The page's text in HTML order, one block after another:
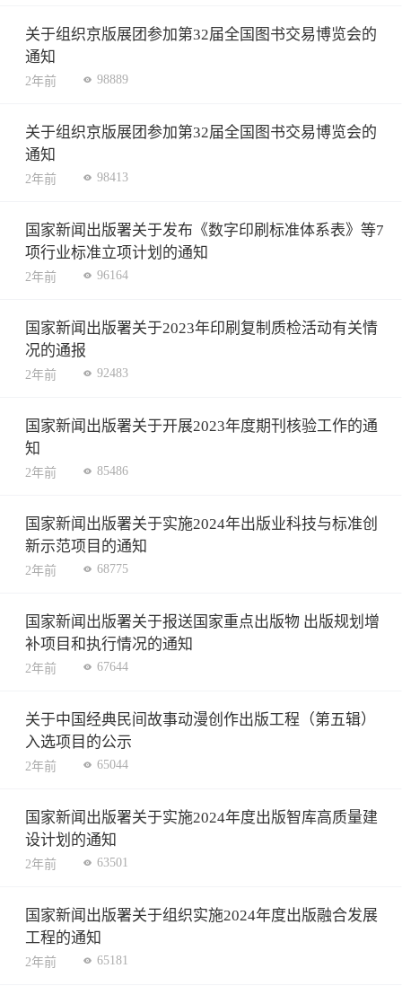
关于组织京版展团参加第32届全国图书交易博览会的
通知
2年前 98889
关于组织京版展团参加第32届全国图书交易博览会的
通知
2年前 98413
国家新闻出版署关于发布《数字印刷标准体系表》等7
项行业标准立项计划的通知
2年前 96164
国家新闻出版署关于2023年印刷复制质检活动有关情
况的通报
2年前 92483
国家新闻出版署关于开展2023年度期刊核验工作的通
知
2年前 85486
国家新闻出版署关于实施2024年出版业科技与标准创
新示范项目的通知
2年前 68775
国家新闻出版署关于报送国家重点出版物 出版规划增
补项目和执行情况的通知
2年前 67644
关于中国经典民间故事动漫创作出版工程（第五辑）
入选项目的公示
2年前 65044
国家新闻出版署关于实施2024年度出版智库高质量建
设计划的通知
2年前 63501
国家新闻出版署关于组织实施2024年度出版融合发展
工程的通知
2年前 65181